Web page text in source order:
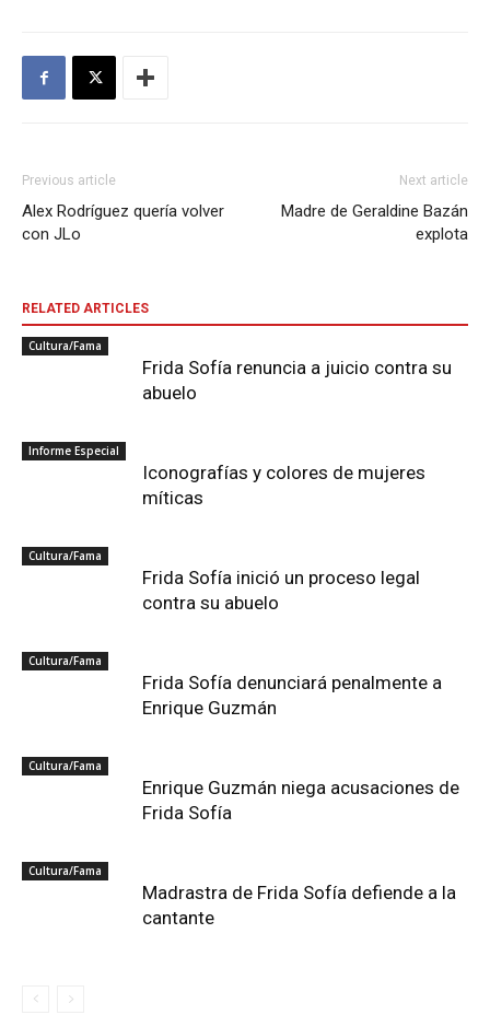
Previous article
Alex Rodríguez quería volver
con JLo
Next article
Madre de Geraldine Bazán
explota
RELATED ARTICLES
Cultura/Fama
Frida Sofía renuncia a juicio contra su
abuelo
Informe Especial
Iconografías y colores de mujeres
míticas
Cultura/Fama
Frida Sofía inició un proceso legal
contra su abuelo
Cultura/Fama
Frida Sofía denunciará penalmente a
Enrique Guzmán
Cultura/Fama
Enrique Guzmán niega acusaciones de
Frida Sofía
Cultura/Fama
Madrastra de Frida Sofía defiende a la
cantante